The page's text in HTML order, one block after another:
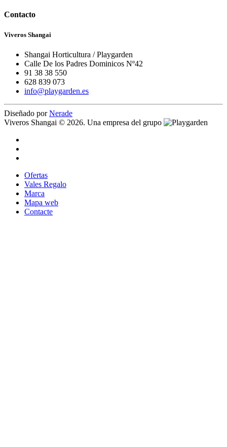
Contacto
Viveros Shangai
Shangai Horticultura / Playgarden
Calle De los Padres Dominicos Nº42
91 38 38 550
628 839 073
info@playgarden.es
Diseñado porNerade
Viveros Shangai © 2026. Una empresa del grupo
Ofertas
Vales Regalo
Marca
Mapa web
Contacte